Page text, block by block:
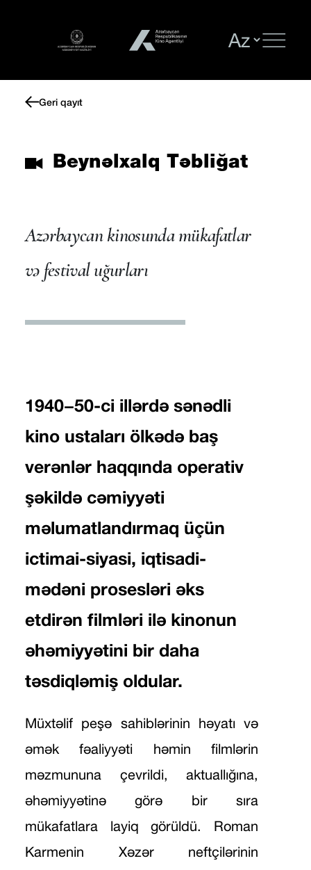
Geri qayıt
Beynəlxalq Təbliğat
Azərbaycan kinosunda mükafatlar
və festival uğurları
1940−50-ci illərdə sənədli
kino ustaları ölkədə baş
verənlər haqqında operativ
şəkildə cəmiyyəti
məlumatlandırmaq üçün
ictimai-siyasi, iqtisadi-
mədəni prosesləri əks
etdirən filmləri ilə kinonun
əhəmiyyətini bir daha
təsdiqləmiş oldular.
Müxtəlif peşə sahiblərinin həyatı və
əmək fəaliyyəti həmin filmlərin
məzmununa çevrildi, aktuallığına,
əhəmiyyətinə görə bir sıra
mükafatlara layiq görüldü. Roman
Karmenin Xəzər neftçilərinin